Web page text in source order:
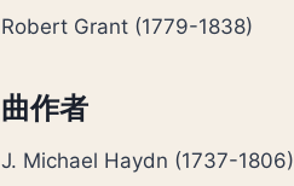
Robert Grant (1779-1838)
曲作者
J. Michael Haydn (1737-1806)